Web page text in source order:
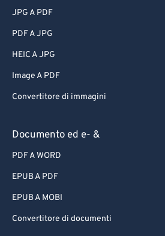
JPG A PDF
PDF A JPG
HEIC A JPG
Image A PDF
Convertitore di immagini
Documento ed e- &
PDF A WORD
EPUB A PDF
EPUB A MOBI
Convertitore di documenti